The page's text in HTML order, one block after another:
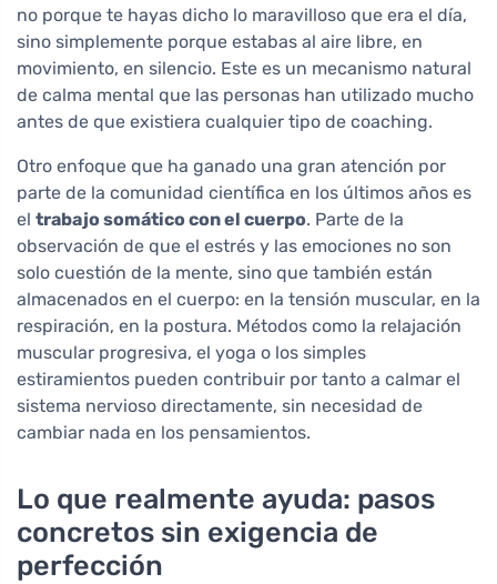
no porque te hayas dicho lo maravilloso que era el día,
sino simplemente porque estabas al aire libre, en
movimiento, en silencio. Este es un mecanismo natural
de calma mental que las personas han utilizado mucho
antes de que existiera cualquier tipo de coaching.
Otro enfoque que ha ganado una gran atención por
parte de la comunidad científica en los últimos años es
el trabajo somático con el cuerpo. Parte de la
observación de que el estrés y las emociones no son
solo cuestión de la mente, sino que también están
almacenados en el cuerpo: en la tensión muscular, en la
respiración, en la postura. Métodos como la relajación
muscular progresiva, el yoga o los simples
estiramientos pueden contribuir por tanto a calmar el
sistema nervioso directamente, sin necesidad de
cambiar nada en los pensamientos.
Lo que realmente ayuda: pasos
concretos sin exigencia de
perfección